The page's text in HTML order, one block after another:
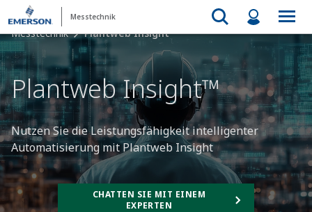
Messtechnik
Messtechnik Plantweb Insight​
Plantweb Insight™​
Nutzen Sie die Leistungsfähigkeit intelligenter
Automatisierung mit Plantweb Insight​
CHATTEN SIE MIT EINEM
EXPERTEN